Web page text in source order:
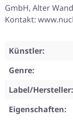
GmbH, Alter
Kontakt:
Künstler:
Genre:
Label/Hersteller:
Eigenschaften: